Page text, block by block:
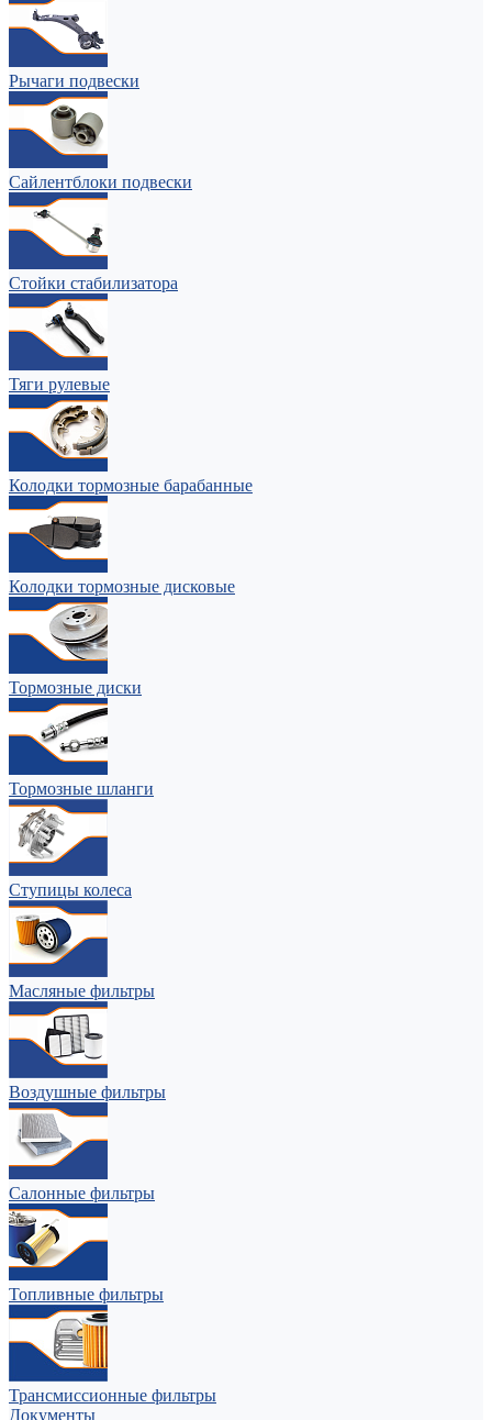
Рычаги подвески
Сайлентблоки подвески
Стойки стабилизатора
Тяги рулевые
Колодки тормозные барабанные
Колодки тормозные дисковые
Тормозные диски
Тормозные шланги
Ступицы колеса
Масляные фильтры
Воздушные фильтры
Салонные фильтры
Топливные фильтры
Трансмиссионные фильтры
Документы